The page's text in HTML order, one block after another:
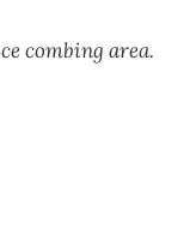
combing area.